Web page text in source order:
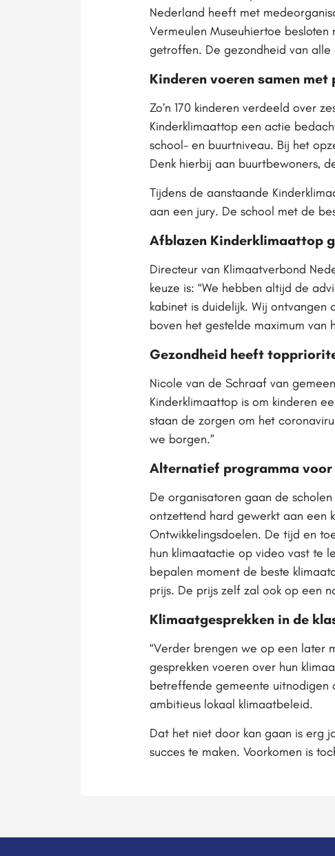
Nederland heeft met
Vermeulen Museuhiertoe
getroffen. De gezondheid van
Kinderen voeren samen
Zo’n 170 kinderen verdeeld over
Kinderklimaattop een actie
school- en buurtniveau. Bij het
Denk hierbij aan buurtbewoners,
Tijdens de aanstaande
aan een jury. De school met de
Afblazen Kinderklimaattop
Directeur van Klimaatverbond
keuze is: “We hebben altijd de
kabinet is duidelijk. Wij ontvangen
boven het gestelde maximum
Gezondheid heeft
Nicole van de Schraaf van
Kinderklimaattop is om kinderen
staan de zorgen om het
we borgen.”
Alternatief programma voor
De organisatoren gaan de
ontzettend hard gewerkt aan een
Ontwikkelingsdoelen. De tijd en
hun klimaatactie op video vast te
bepalen moment de beste
prijs. De prijs zelf zal ook op een
Klimaatgesprekken in de
“Verder brengen we op een later
gesprekken voeren over hun
betreffende gemeente uitnodigen
ambitieus lokaal klimaatbeleid.
Dat het niet door kan gaan is erg
succes te maken. Voorkomen is